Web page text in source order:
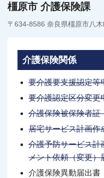
橿原市 介護保険課
〒634-8586 奈良県橿原市八
介護保険関係
要介護要支援認定等
要介護認定区分変更
介護保険被保険者証
居宅サービス計画作
介護予防サービス計
メント依頼（変更）
介護保険異動届出